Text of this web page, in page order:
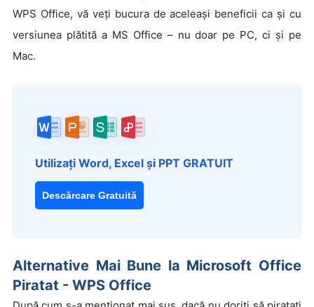
WPS Office, vă veți bucura de aceleași beneficii ca și cu
versiunea plătită a MS Office – nu doar pe PC, ci și pe
Mac.
Utilizați Word, Excel și PPT GRATUIT
Descărcare Gratuită
Alternative Mai Bune la Microsoft Office
Piratat - WPS Office